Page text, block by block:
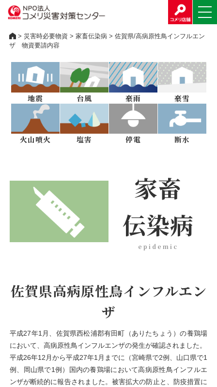
> 災害時必要物資 >家畜伝染病 > 佐賀県/高病原性鳥インフルエン
ザ 物資要請内容
地震 台風 豪雨 豪雪
火山噴火 塩害 停電 断水
家畜
伝染病
epidemic
佐賀県高病原性鳥インフルエン
ザ
平成27年1月、佐賀県西松浦郡有田町（ありたちょう）の養鶏場
において、高病原性鳥インフルエンザの発生が確認されました。
平成26年12月から平成27年1月までに（宮崎県で2例、山口県で1
例、岡山県で1例）国内の養鶏場において高病原性鳥インフルエ
ンザが断続的に報告されました。被害拡大の防止と、防疫措置に